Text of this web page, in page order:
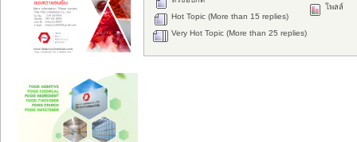
Hot Topic (More than 15 replies)
Very Hot Topic (More than 25 replies)
โพลล์